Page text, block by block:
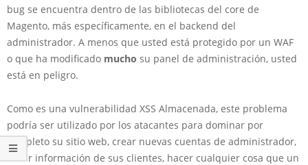
bug se encuentra dentro de las bibliotecas del core de
Magento, más específicamente, en el backend del
administrador. A menos que usted está protegido por un WAF
o que ha modificado mucho su panel de administración, usted
está en peligro.
Como es una vulnerabilidad XSS Almacenada, este problema
podría ser utilizado por los atacantes para dominar por
completo su sitio web, crear nuevas cuentas de administrador,
robar información de sus clientes, hacer cualquier cosa que un